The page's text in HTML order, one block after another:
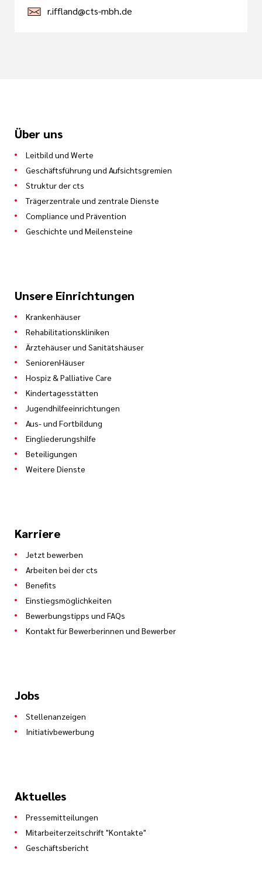
r.iffland@cts-mbh.de
Über uns
Leitbild und Werte
Geschäftsführung und Aufsichtsgremien
Struktur der cts
Trägerzentrale und zentrale Dienste
Compliance und Prävention
Geschichte und Meilensteine
Unsere Einrichtungen
Krankenhäuser
Rehabilitationskliniken
Ärztehäuser und Sanitätshäuser
SeniorenHäuser
Hospiz & Palliative Care
Kindertagesstätten
Jugendhilfeeinrichtungen
Aus- und Fortbildung
Eingliederungshilfe
Beteiligungen
Weitere Dienste
Karriere
Jetzt bewerben
Arbeiten bei der cts
Benefits
Einstiegsmöglichkeiten
Bewerbungstipps und FAQs
Kontakt für Bewerberinnen und Bewerber
Jobs
Stellenanzeigen
Initiativbewerbung
Aktuelles
Pressemitteilungen
Mitarbeiterzeitschrift "Kontakte"
Geschäftsbericht